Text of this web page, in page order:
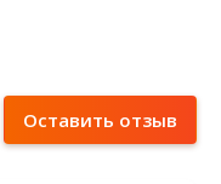
Оставить отзыв